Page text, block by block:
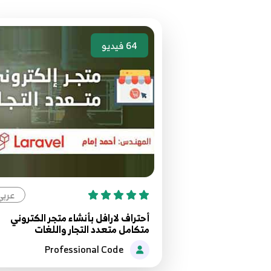
64فيديو
أحتراف لارافل بأنشاء متجر الكتروني
متكامل متعدد التجار واللغات